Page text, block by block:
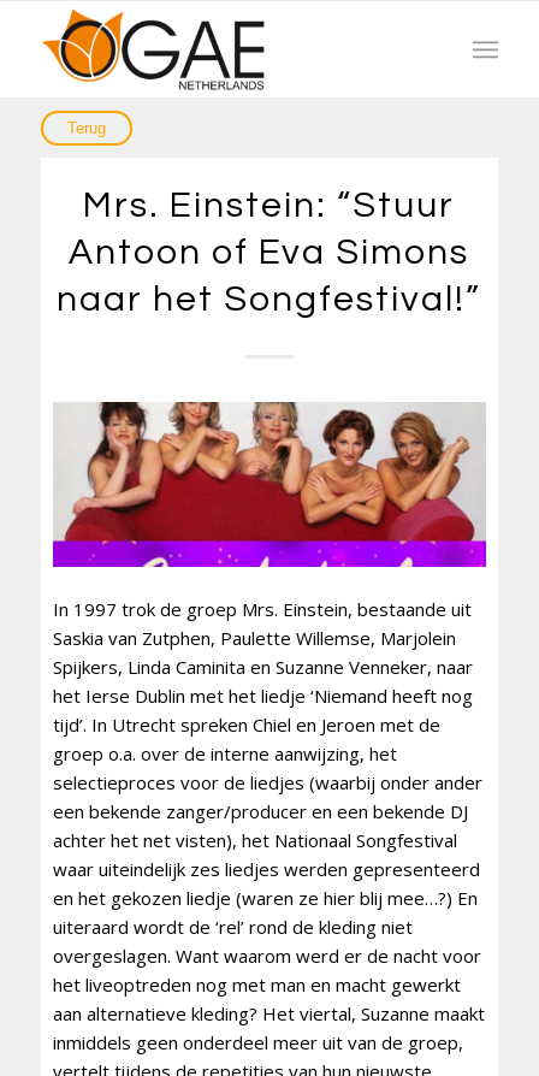
Mrs. Einstein: “Stuur
Antoon of Eva Simons
naar het Songfestival!”
In 1997 trok de groep Mrs. Einstein, bestaande uit
Saskia van Zutphen, Paulette Willemse, Marjolein
Spijkers, Linda Caminita en Suzanne Venneker, naar
het Ierse Dublin met het liedje ‘Niemand heeft nog
tijd’. In Utrecht spreken Chiel en Jeroen met de
groep o.a. over de interne aanwijzing, het
selectieproces voor de liedjes (waarbij onder ander
een bekende zanger/producer en een bekende DJ
achter het net visten), het Nationaal Songfestival
waar uiteindelijk zes liedjes werden gepresenteerd
en het gekozen liedje (waren ze hier blij mee…?) En
uiteraard wordt de ‘rel’ rond de kleding niet
overgeslagen. Want waarom werd er de nacht voor
het liveoptreden nog met man en macht gewerkt
aan alternatieve kleding? Het viertal, Suzanne maakt
inmiddels geen onderdeel meer uit van de groep,
vertelt tijdens de repetities van hun nieuwste